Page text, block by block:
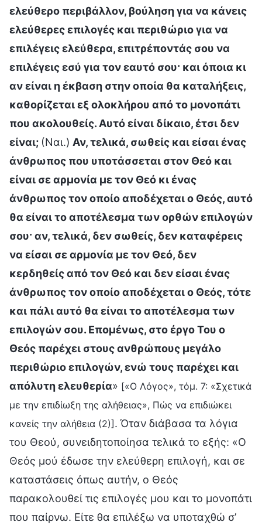
ελεύθερο περιβάλλον, βούληση για να κάνεις
ελεύθερες επιλογές και περιθώριο για να
επιλέγεις ελεύθερα, επιτρέποντάς σου να
επιλέγεις εσύ για τον εαυτό σου· και όποια κι
αν είναι η έκβαση στην οποία θα καταλήξεις,
καθορίζεται εξ ολοκλήρου από το μονοπάτι
που ακολουθείς. Αυτό είναι δίκαιο, έτσι δεν
είναι; (Ναι.) Αν, τελικά, σωθείς και είσαι ένας
άνθρωπος που υποτάσσεται στον Θεό και
είναι σε αρμονία με τον Θεό κι ένας
άνθρωπος τον οποίο αποδέχεται ο Θεός, αυτό
θα είναι το αποτέλεσμα των ορθών επιλογών
σου· αν, τελικά, δεν σωθείς, δεν καταφέρεις
να είσαι σε αρμονία με τον Θεό, δεν
κερδηθείς από τον Θεό και δεν είσαι ένας
άνθρωπος τον οποίο αποδέχεται ο Θεός, τότε
και πάλι αυτό θα είναι το αποτέλεσμα των
επιλογών σου. Επομένως, στο έργο Του ο
Θεός παρέχει στους ανθρώπους μεγάλο
περιθώριο επιλογών, ενώ τους παρέχει και
απόλυτη ελευθερία» [«Ο Λόγος», τόμ. 7: «Σχετικά
με την επιδίωξη της αλήθειας», Πώς να επιδιώκει
κανείς την αλήθεια (2)]. Όταν διάβασα τα λόγια
του Θεού, συνειδητοποίησα τελικά το εξής: «Ο
Θεός μού έδωσε την ελεύθερη επιλογή, και σε
καταστάσεις όπως αυτήν, ο Θεός
παρακολουθεί τις επιλογές μου και το μονοπάτι
που παίρνω. Είτε θα επιλέξω να υποταχθώ σ’